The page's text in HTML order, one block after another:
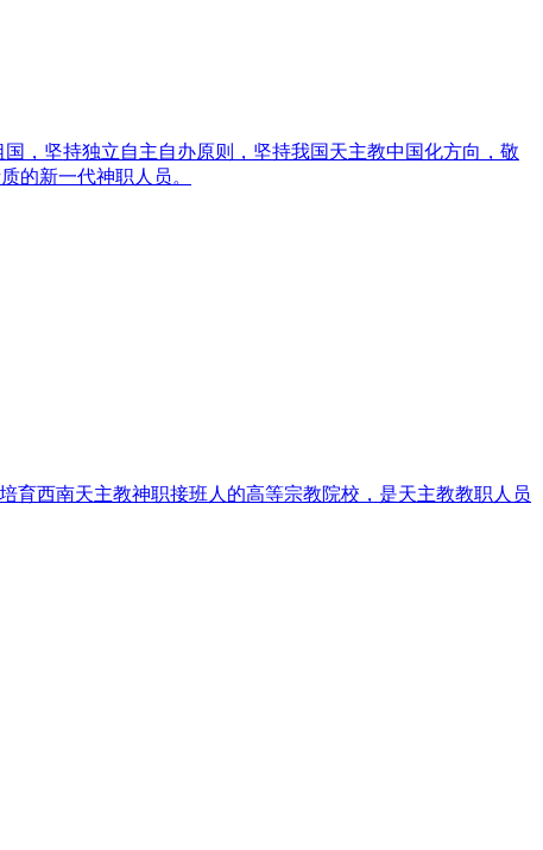
，坚持独立自主自办原则，坚持我国天主教中国化方向，敬
的新一代神职人员。
育西南天主教神职接班人的高等宗教院校，是天主教教职人员